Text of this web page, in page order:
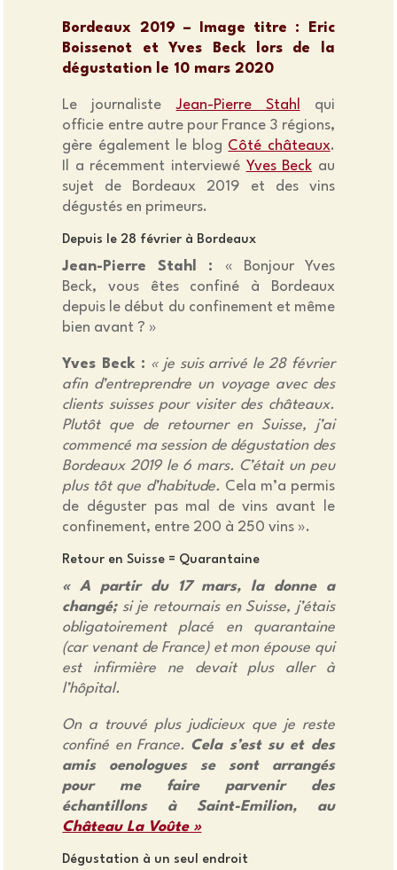
Bordeaux 2019 – Image titre : Eric
Boissenot et Yves Beck lors de la
dégustation le 10 mars 2020
Le journalisteJean-Pierre Stahl
qui
officie entre autre pour France 3 régions,
gère également le blog Côté châteaux.
Il a récemment interviewé Yves Beck au
sujet de Bordeaux 2019 et des vins
dégustés en primeurs.
Depuis le 28 février à Bordeaux
Jean-Pierre Stahl : « Bonjour Yves
Beck, vous êtes confiné à Bordeaux
depuis le début du confinement et même
bien avant ? »
Yves Beck : « je suis arrivé le 28 février
afin d’entreprendre un voyage avec des
clients suisses pour visiter des châteaux.
Plutôt que de retourner en Suisse, j’ai
commencé ma session de dégustation des
Bordeaux 2019 le 6 mars. C’était un peu
plus tôt que d’habitude. Cela m’a permis
de déguster pas mal de vins avant le
confinement, entre 200 à 250 vins ».
Retour en Suisse = Quarantaine
« A partir du 17 mars, la donne a
changé;si je retournais en Suisse, j’étais
obligatoirement placé en quarantaine
(car venant de France) et mon épouse qui
est infirmière ne devait plus aller à
l’hôpital.
On a trouvé plus judicieux que je reste
confiné en France. Cela s’est su et des
amis oenologues se sont arrangés
pour me faire parvenir des
échantillons à Saint-Emilion, au
Château La Voûte »
Dégustation à un seul endroit